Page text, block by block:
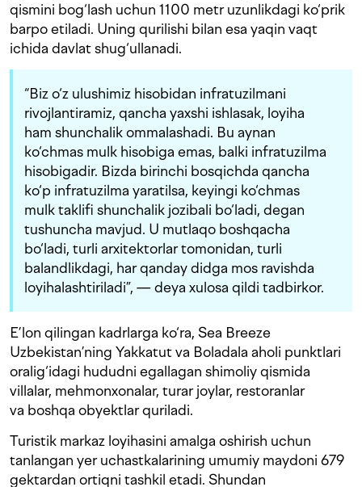
qismini bog‘lash uchun 1100 metr uzunlikdagi ko‘prik
barpo etiladi. Uning qurilishi bilan esa yaqin vaqt
ichida davlat shug‘ullanadi.
“Biz o‘z ulushimiz hisobidan infratuzilmani
rivojlantiramiz, qancha yaxshi ishlasak, loyiha
ham shunchalik ommalashadi. Bu aynan
ko‘chmas mulk hisobiga emas, balki infratuzilma
hisobigadir. Bizda birinchi bosqichda qancha
ko‘p infratuzilma yaratilsa, keyingi ko‘chmas
mulk taklifi shunchalik jozibali bo‘ladi, degan
tushuncha mavjud. U mutlaqo boshqacha
bo‘ladi, turli arxitektorlar tomonidan, turli
balandlikdagi, har qanday didga mos ravishda
loyihalashtiriladi”, — deya xulosa qildi tadbirkor.
E’lon qilingan kadrlarga ko‘ra, Sea Breeze
Uzbekistan’ning Yakkatut va Boladala aholi punktlari
oralig‘idagi hududni egallagan shimoliy qismida
villalar, mehmonxonalar, turar joylar, restoranlar
va boshqa obyektlar quriladi.
Turistik markaz loyihasini amalga oshirish uchun
tanlangan yer uchastkalarining umumiy maydoni 679
gektardan ortiqni tashkil etadi. Shundan